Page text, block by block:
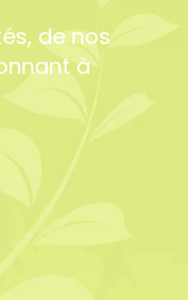
de nos
à